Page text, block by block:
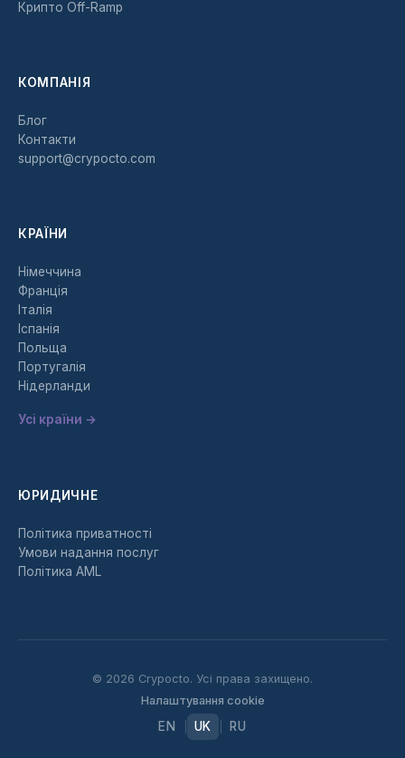
Крипто Off-Ramp
КОМПАНІЯ
Блог
Контакти
support@crypocto.com
КРАЇНИ
Німеччина
Франція
Італія
Іспанія
Польща
Португалія
Нідерланди
Усі країни →
ЮРИДИЧНЕ
Політика приватності
Умови надання послуг
Політика AML
© 2026 Crypocto. Усі права захищено.
Налаштування cookie
EN UK RU